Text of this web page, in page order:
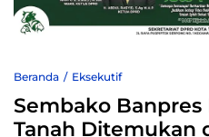
Beranda Eksekutif
Sembako
Tanah Ditemukan